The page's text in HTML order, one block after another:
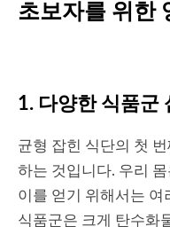
초보자를 위한
1. 다양한 식품군
균형 잡힌 식단의 첫
하는 것입니다. 우리
이를 얻기 위해서는 여
식품군은 크게 탄수화